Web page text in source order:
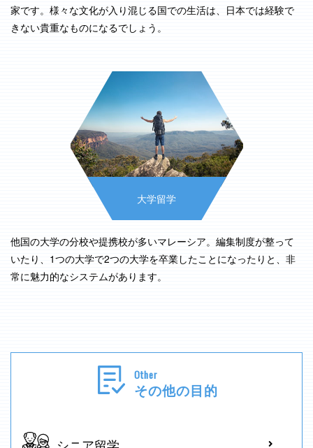
家です。様々な文化が入り混じる国での生活は、日本では経験で
きない貴重なものになるでしょう。
大学留学
他国の大学の分校や提携校が多いマレーシア。編集制度が整って
いたり、1つの大学で2つの大学を卒業したことになったりと、非
常に魅力的なシステムがあります。
Other
その他の目的